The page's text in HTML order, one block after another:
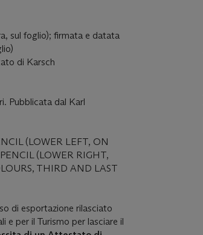
sul foglio); firmata e datata
di Karsch
Pubblicata dal Karl
(LOWER LEFT, ON
(LOWER RIGHT,
THIRD AND LAST
di esportazione rilasciato
e per il Turismo per lasciare il